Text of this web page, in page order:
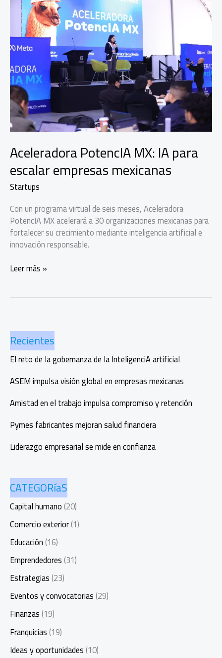
Aceleradora PotencIA MX: IA para
escalar empresas mexicanas
Startups
Con un programa virtual de seis meses, Aceleradora
PotencIA MX acelerará a 30 organizaciones mexicanas para
fortalecer su crecimiento mediante inteligencia artificial e
innovación responsable.
Aceleradora
escalar
empresas
mexicanas
Leer más »
Recientes
El reto de la gobernanza de la InteligenciA artificial
ASEM impulsa visión global en empresas mexicanas
Amistad en el trabajo impulsa compromiso y retención
Pymes fabricantes mejoran salud financiera
Liderazgo empresarial se mide en confianza
CATEGORíaS
Capital humano(20)
Comercio exterior(1)
Educación(16)
Emprendedores(31)
Estrategias(23)
Eventos y convocatorias(29)
Finanzas(19)
Franquicias(19)
Ideas y oportunidades(10)